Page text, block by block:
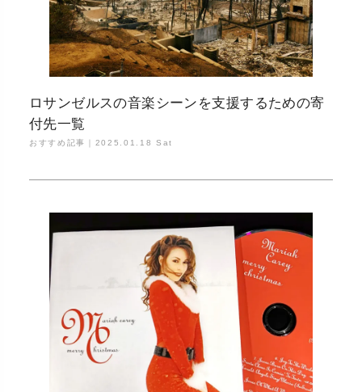
ロサンゼルスの音楽シーンを支援するための寄
付先一覧
おすすめ記事｜ 2025.01.18 Sat